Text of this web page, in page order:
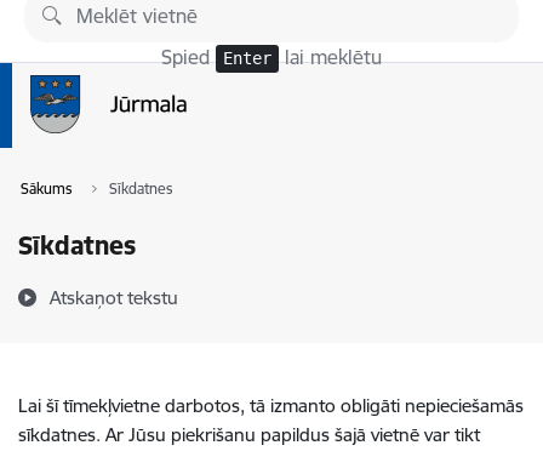
Pāriet uz lapas saturu
Spied Enter lai meklētu
Sākums Sīkdatnes
Sīkdatnes
Atskaņot tekstu
Lai šī tīmekļvietne darbotos, tā izmanto obligāti nepieciešamās
sīkdatnes. Ar Jūsu piekrišanu papildus šajā vietnē var tikt